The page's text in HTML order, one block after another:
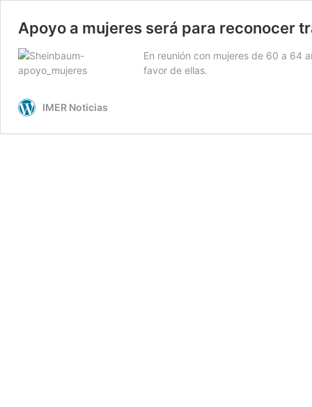
Apoyo a mujeres será para reconocer
En reunión con mujeres de 60 a 64
favor de ellas.
IMER Noticias